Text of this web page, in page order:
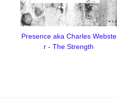
Presence aka Charles Webste
r - The Strength